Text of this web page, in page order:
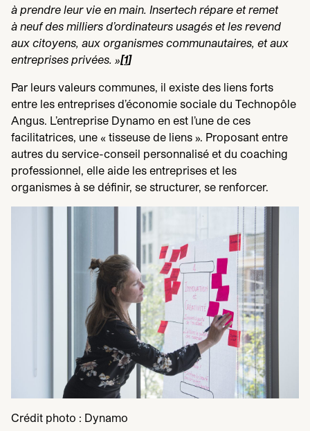
à prendre leur vie en main. Insertech répare et remet
à neuf des milliers d’ordinateurs usagés et les revend
aux citoyens, aux organismes communautaires, et aux
entreprises privées. »[1]
Par leurs valeurs communes, il existe des liens forts
entre les entreprises d’économie sociale du Technopôle
Angus. L’entreprise Dynamo en est l’une de ces
facilitatrices, une « tisseuse de liens ». Proposant entre
autres du service-conseil personnalisé et du coaching
professionnel, elle aide les entreprises et les
organismes à se définir, se structurer, se renforcer.
Crédit photo : Dynamo